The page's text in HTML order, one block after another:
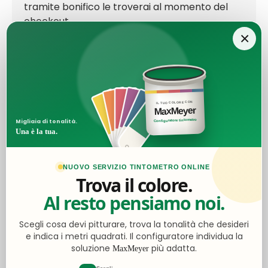
tramite bonifico le troverai al momento del
checkout.
Ottimo
4,5 /5
2.062
Le nostre recensioni a 4 e 5 stelle.
Clicca qui per leggerle tutte >
Precedente Successivo
Ieri
×
IL TUO COLORE CON
MaxMeyer
Configuratore tintometro
Migliaia di tonalità.
Una è la tua.
NUOVO SERVIZIO TINTOMETRO ONLINE
Trova il colore.
Al resto pensiamo noi.
Scegli cosa devi pitturare, trova la tonalità che desideri
e indica i metri quadrati. Il configuratore individua la
soluzione MaxMeyer più adatta.